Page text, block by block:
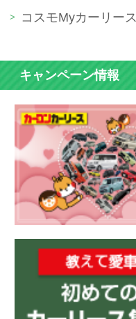
コスモMyカーリース
キャンペーン情報